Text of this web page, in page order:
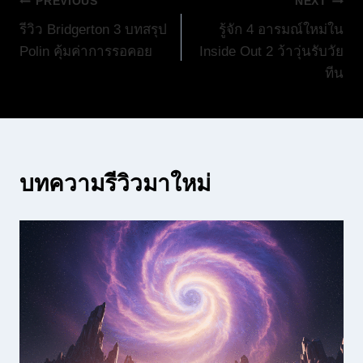
แนะแนว
เรื่อง
รีวิว Bridgerton 3 บทสรุป
Polin คุ้มค่าการรอคอย
รู้จัก 4 อารมณ์ใหม่ใน
Inside Out 2 ว้าวุ่นรับวัย
ทีน
บทความรีวิวมาใหม่